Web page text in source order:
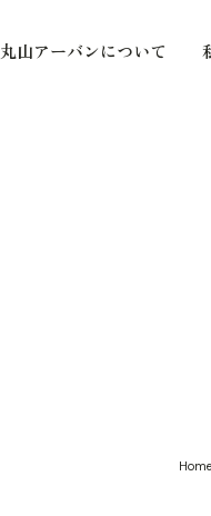
丸山アーバンについて
Home